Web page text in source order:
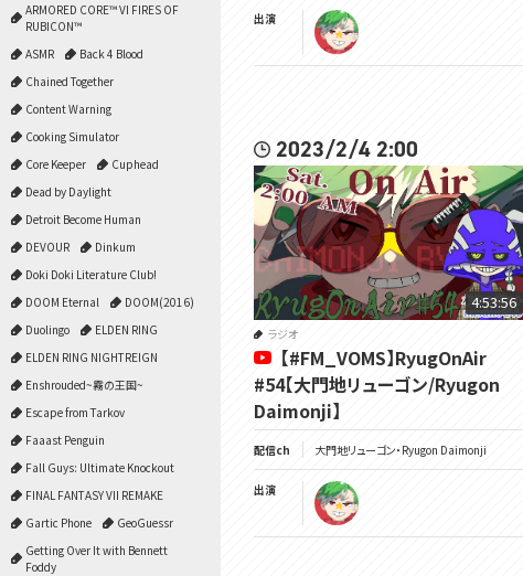
ARMORED CORE™ VI FIRES OF
RUBICON™
ASMR
Back 4 Blood
Chained Together
Content Warning
Cooking Simulator
Core Keeper
Cuphead
Dead by Daylight
Detroit Become Human
DEVOUR
Dinkum
Doki Doki Literature Club!
DOOM Eternal
DOOM(2016)
Duolingo
ELDEN RING
ELDEN RING NIGHTREIGN
Enshrouded~霧の王国~
Escape from Tarkov
Faaast Penguin
Fall Guys: Ultimate Knockout
FINAL FANTASY VII REMAKE
Gartic Phone
GeoGuessr
Getting Over It with Bennett
Foddy
出演
2023/2/4 2:00
4:53:56
ラジオ
【#FM_VOMS】RyugOnAir
#54【大門地リューゴン/Ryugon
Daimonji】
配信ch 大門地リューゴン・Ryugon Daimonji
出演